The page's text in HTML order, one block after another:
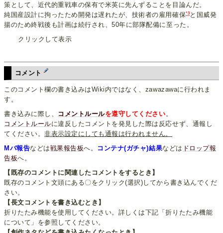
策として、近代的重戦車の保有で米英に先んずることを目論んだ。
純国産設計に拘ったため開発は遅れたが、技術者の雇用確保*3 と国威発
揚のため終戦後も計画は続行され、50年に部隊配備に至った。
クリックして表示
コメント
このコメント欄の書き込みはWiki内ではなく、zawazawaに行われま
す。
書き込みに際し、
コメントルールを遵守してください 。
コメントルールに違反したコメントを発見した際は反応せず、通報し
てください。非表示設定にしても通報は行われません。
Mバ報告などは戦果報告板へ。 コンテナ(ガチャ)結果などは ドロップ報
告板へ。
【既存のコメントに関連したコメントをするとき】
既存のコメント文頭にある〇をクリック(選択)してから書き込んでくだ
さい。
【長文コメントを書き込むとき】
折りたたみ機能を使用してください。詳しくは下記「折りたたみ機能
について」を参照してください。